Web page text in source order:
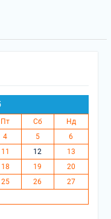
Пт Сб
Нд
4 5
6
11 12
13
18 19
20
25 26
27